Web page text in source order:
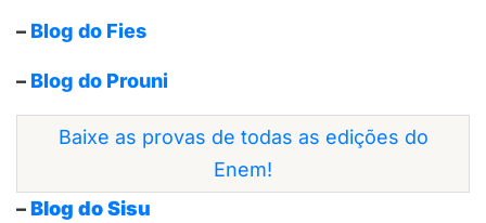
– Blog do Fies
– Blog do Prouni
Baixe as provas de todas as edições do
Enem!
–Blog do Sisu